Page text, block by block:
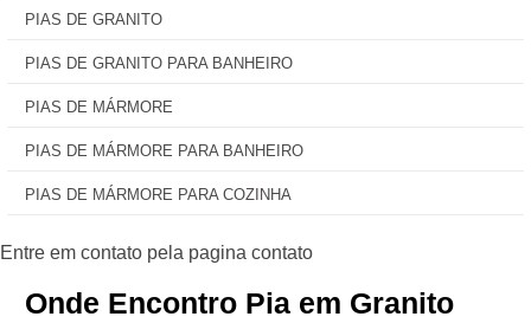
PIAS DE GRANITO
PIAS DE GRANITO PARA BANHEIRO
PIAS DE MÁRMORE
PIAS DE MÁRMORE PARA BANHEIRO
PIAS DE MÁRMORE PARA COZINHA
Onde Encontro Pia em Granito